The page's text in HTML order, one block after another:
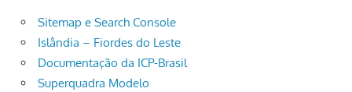
Sitemap e Search Console
Islândia – Fiordes do Leste
Documentação da ICP-Brasil
Superquadra Modelo